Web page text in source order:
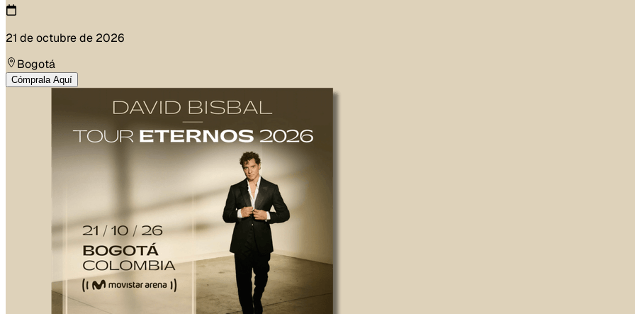
21 de octubre de 2026
Bogotá
Cómprala Aquí